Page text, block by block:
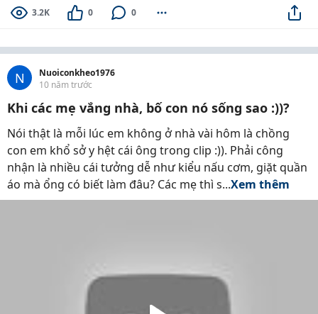
3.2K 0 0
N
Nuoiconkheo1976
10 năm trước
Khi các mẹ vắng nhà, bố con nó sống sao :))?
Nói thật là mỗi lúc em không ở nhà vài hôm là chồng
con em khổ sở y hệt cái ông trong clip :)). Phải công
nhận là nhiều cái tưởng dễ như kiểu nấu cơm, giặt quần
áo mà ổng có biết làm đâu? Các mẹ thì s...Xem thêm